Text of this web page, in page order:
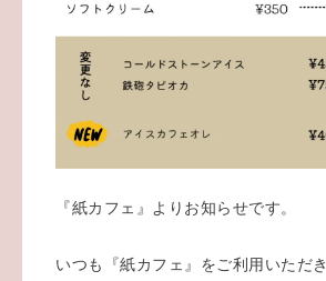
『紙カフェ』よりお知らせです。
いつも『紙カフェ』をご利用いただき